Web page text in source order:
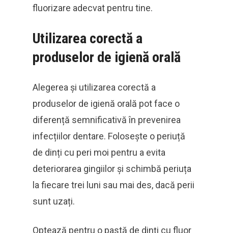
fluorizare adecvat pentru tine.
Utilizarea corectă a
produselor de igienă orală
Alegerea și utilizarea corectă a
produselor de igienă orală pot face o
diferență semnificativă în prevenirea
infecțiilor dentare. Folosește o periuță
de dinți cu peri moi pentru a evita
deteriorarea gingiilor și schimbă periuța
la fiecare trei luni sau mai des, dacă perii
sunt uzați.
Optează pentru o pastă de dinți cu fluor